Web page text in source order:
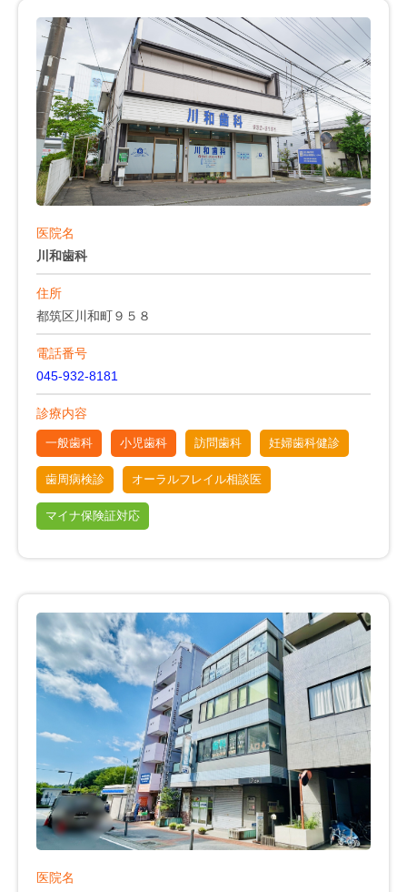
医院名
川和歯科
住所
都筑区川和町９５８
電話番号
045-932-8181
診療内容
一般歯科 小児歯科 訪問歯科 妊婦歯科健診
歯周病検診 オーラルフレイル相談医
マイナ保険証対応
医院名